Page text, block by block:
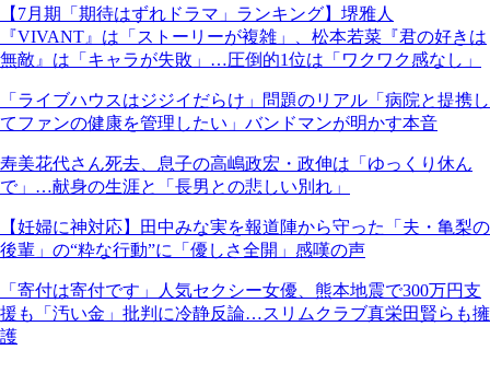
【7月期「期待はずれドラマ」ランキング】堺雅人
『VIVANT』は「ストーリーが複雑」、松本若菜『君の好きは
無敵』は「キャラが失敗」…圧倒的1位は「ワクワク感なし」
「ライブハウスはジジイだらけ」問題のリアル「病院と提携し
てファンの健康を管理したい」バンドマンが明かす本音
寿美花代さん死去、息子の高嶋政宏・政伸は「ゆっくり休ん
で」…献身の生涯と「長男との悲しい別れ」
【妊婦に神対応】田中みな実を報道陣から守った「夫・亀梨の
後輩」の“粋な行動”に「優しさ全開」感嘆の声
「寄付は寄付です」人気セクシー女優、熊本地震で300万円支
援も「汚い金」批判に冷静反論…スリムクラブ真栄田賢らも擁
護